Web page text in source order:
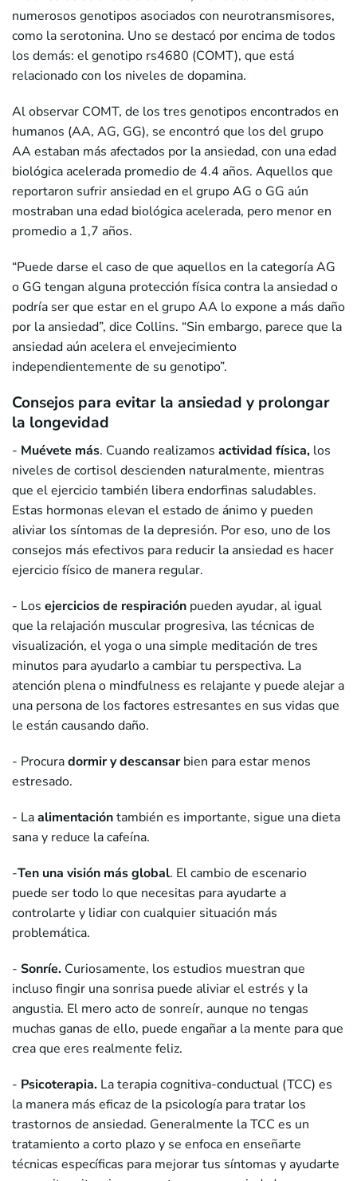
numerosos genotipos asociados con neurotransmisores,
como la serotonina. Uno se destacó por encima de todos
los demás: el genotipo rs4680 (COMT), que está
relacionado con los niveles de dopamina.
Al observar COMT, de los tres genotipos encontrados en
humanos (AA, AG, GG), se encontró que los del grupo
AA estaban más afectados por la ansiedad, con una edad
biológica acelerada promedio de 4.4 años. Aquellos que
reportaron sufrir ansiedad en el grupo AG o GG aún
mostraban una edad biológica acelerada, pero menor en
promedio a 1,7 años.
“Puede darse el caso de que aquellos en la categoría AG
o GG tengan alguna protección física contra la ansiedad o
podría ser que estar en el grupo AA lo expone a más daño
por la ansiedad”, dice Collins. “Sin embargo, parece que la
ansiedad aún acelera el envejecimiento
independientemente de su genotipo”.
Consejos para evitar la ansiedad y prolongar
la longevidad
- Muévete más. Cuando realizamos actividad física, los
niveles de cortisol descienden naturalmente, mientras
que el ejercicio también libera endorfinas saludables.
Estas hormonas elevan el estado de ánimo y pueden
aliviar los síntomas de la depresión. Por eso, uno de los
consejos más efectivos para reducir la ansiedad es hacer
ejercicio físico de manera regular.
- Los ejercicios de respiración pueden ayudar, al igual
que la relajación muscular progresiva, las técnicas de
visualización, el yoga o una simple meditación de tres
minutos para ayudarlo a cambiar tu perspectiva. La
atención plena o mindfulness es relajante y puede alejar a
una persona de los factores estresantes en sus vidas que
le están causando daño.
- Procuradormir y descansar bien para estar menos
estresado.
- Laalimentacióntambién es importante, sigue una dieta
sana y reduce la cafeína.
-Ten una visión más global. El cambio de escenario
puede ser todo lo que necesitas para ayudarte a
controlarte y lidiar con cualquier situación más
problemática.
- Sonríe. Curiosamente, los estudios muestran que
incluso fingir una sonrisa puede aliviar el estrés y la
angustia. El mero acto de sonreír, aunque no tengas
muchas ganas de ello, puede engañar a la mente para que
crea que eres realmente feliz.
- Psicoterapia. La terapia cognitiva-conductual (TCC) es
la manera más eficaz de la psicología para tratar los
trastornos de ansiedad. Generalmente la TCC es un
tratamiento a corto plazo y se enfoca en enseñarte
técnicas específicas para mejorar tus síntomas y ayudarte